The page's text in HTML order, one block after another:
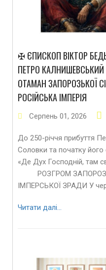
✠ ЄПИСКОП ВІКТОР
ПЕТРО
ОТАМАН ЗАПОРОЗЬКОЇ
РОСІЙСЬКА ІМПЕРІЯ
Серпень 01, 2026
До 250-річчя прибуття
Соловки та початку його
«Де Дух Господній, там
РОЗГРОМ
ІМПЕРСЬКОЇ ЗРАДИ У
Читати далі…